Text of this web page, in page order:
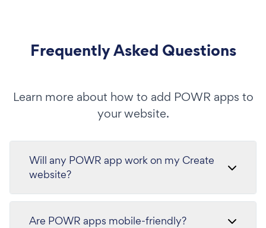
Frequently Asked Questions
Learn more about how to add POWR apps to
your website.
Will any POWR app work on my Create
website?
Are POWR apps mobile-friendly?